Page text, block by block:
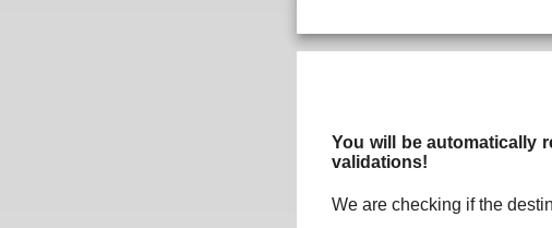
You will be automatically
validations!
We are checking if the